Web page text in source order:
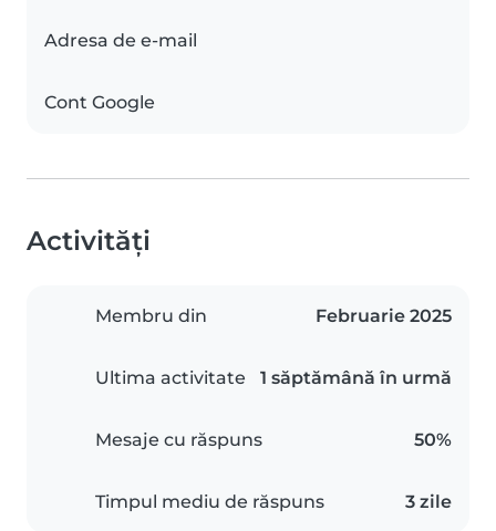
Adresa de e-mail
Cont Google
Activități
Membru din Februarie 2025
Ultima activitate 1 săptămână în urmă
Mesaje cu răspuns 50%
Timpul mediu de răspuns 3 zile